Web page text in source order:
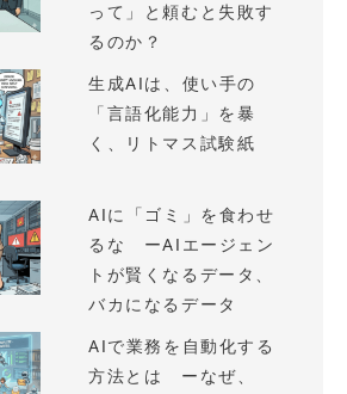
って」と頼むと失敗す
るのか？
生成AIは、使い手の
「言語化能力」を暴
く、リトマス試験紙
AIに「ゴミ」を食わせ
るな ーAIエージェン
トが賢くなるデータ、
バカになるデータ
AIで業務を自動化する
方法とは ーなぜ、